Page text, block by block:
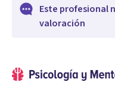
Este profesional
valoración